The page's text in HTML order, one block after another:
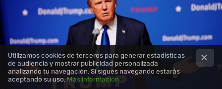
Utilizamos cookies de terceros para generar estadísticas
de audiencia y mostrar publicidad personalizada
analizando tu navegación. Si sigues navegando estarás
aceptando su uso. Más información